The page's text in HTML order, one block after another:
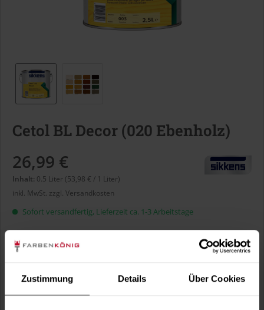
Zustimmung Details Über Cookies
Cetol BL Decor (020 Ebenholz)
26,99 €
Inhalt: 0.5 Liter (53,98 € / 1 Liter)
inkl. MwSt. zzgl. Versandkosten
Sofort versandfertig, Lieferzeit ca. 1-3 Arbeitstage
Liter:
Verbrauch berechnen
Wie viele m² wollen Sie bearbeiten?